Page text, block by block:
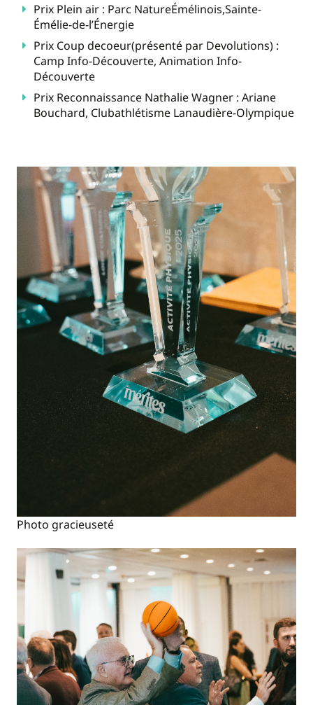
Prix Plein air : Parc NatureÉmélinois,Sainte-
Émélie-de-l’Énergie
Prix Coup decoeur(présenté par Devolutions) :
Camp Info-Découverte, Animation Info-
Découverte
Prix Reconnaissance Nathalie Wagner : Ariane
Bouchard, Clubathlétisme Lanaudière-Olympique
Photo gracieuseté